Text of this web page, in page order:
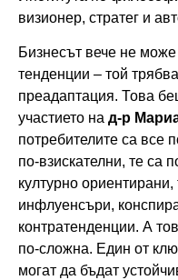
визионер, стратег и
Бизнесът вече не
тенденции – той
преадаптация. Това
участието на д-р
потребителите са все
по-взискателни, те са
културно
инфлуенсъри,
контратенденции. А
по-сложна. Един от
могат да бъдат